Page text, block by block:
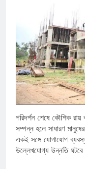
পরিদর্শন শেষে কৌশিক
সম্পন্ন হলে সাধারণ
একই সঙ্গে যোগাযোগ
উল্লেখযোগ্য উন্নতি